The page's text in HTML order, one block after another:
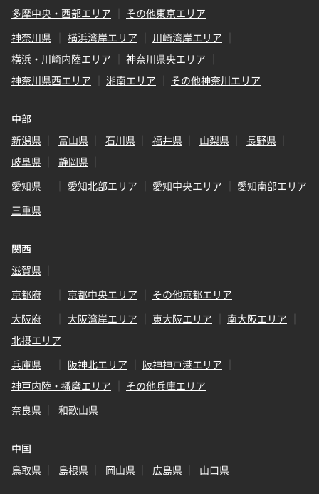
多摩中央・西部エリア
その他東京エリア
神奈川県
横浜湾岸エリア
川崎湾岸エリア
横浜・川崎内陸エリア
神奈川県央エリア
神奈川県西エリア
湘南エリア その他神奈川エリア
中部
新潟県
富山県 石川県 福井県 山梨県
長野県
岐阜県
静岡県
愛知県
愛知北部エリア 愛知中央エリア
愛知南部エリア
三重県
関西
滋賀県
京都府
京都中央エリア
その他京都エリア
大阪府
大阪湾岸エリア 東大阪エリア
南大阪エリア
北摂エリア
兵庫県
阪神北エリア
阪神神戸港エリア
神戸内陸・播磨エリア
その他兵庫エリア
奈良県
和歌山県
中国
鳥取県
島根県 岡山県 広島県 山口県